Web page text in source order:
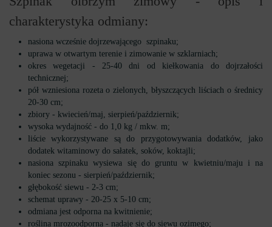
charakterystyka odmiany:
nasiona wcześnie dojrzewającego szpinaku;
uprawa w otwartym terenie i zimowanie w szklarniach;
okres wegetacji - 25-40 dni od kiełkowania do dojrzałości
technicznej;
pół wzniesiona rozeta o zielonych, błyszczących liściach o średnicy
20-30 cm;
zbiory - kwiecień/maj, sierpień/październik;
wysoka wydajność - do 1,0 kg / mkw. m;
liście wykorzystywane są do przygotowywania dodatków, jako
dodatek witaminowy do sałatek, soków, koktajli;
nasiona szpinaku wysiewa się do gruntu w kwietniu/maju i na
koniec sezonu - sierpień/październik;
głębokość siewu - 2-3 cm;
schemat uprawy - 20-25 x 5-10 cm;
odmiana jest odporna na kwitnienie;
roślina mrozoodporna - nadaje się do siewu ozimego;